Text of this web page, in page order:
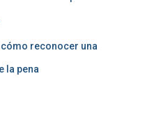
reconocer una
la pena